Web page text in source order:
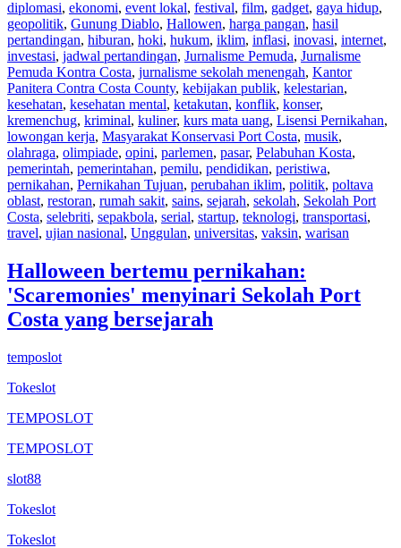
diplomasi, ekonomi, event lokal, festival, film, gadget, gaya hidup,
geopolitik, Gunung Diablo, Hallowen, harga pangan, hasil
pertandingan, hiburan, hoki, hukum, iklim, inflasi, inovasi, internet,
investasi, jadwal pertandingan, Jurnalisme Pemuda, Jurnalisme
Pemuda Kontra Costa, jurnalisme sekolah menengah, Kantor
Panitera Contra Costa County, kebijakan publik, kelestarian,
kesehatan, kesehatan mental, ketakutan, konflik, konser,
kremenchug, kriminal, kuliner, kurs mata uang, Lisensi Pernikahan,
lowongan kerja, Masyarakat Konservasi Port Costa, musik,
olahraga, olimpiade, opini, parlemen, pasar, Pelabuhan Kosta,
pemerintah, pemerintahan, pemilu, pendidikan, peristiwa,
pernikahan, Pernikahan Tujuan, perubahan iklim, politik, poltava
oblast, restoran, rumah sakit, sains, sejarah, sekolah, Sekolah Port
Costa, selebriti, sepakbola, serial, startup, teknologi, transportasi,
travel, ujian nasional, Unggulan, universitas, vaksin, warisan
Halloween bertemu pernikahan:
'Scaremonies' menyinari Sekolah Port
Costa yang bersejarah
temposlot
Tokeslot
TEMPOSLOT
TEMPOSLOT
slot88
Tokeslot
Tokeslot